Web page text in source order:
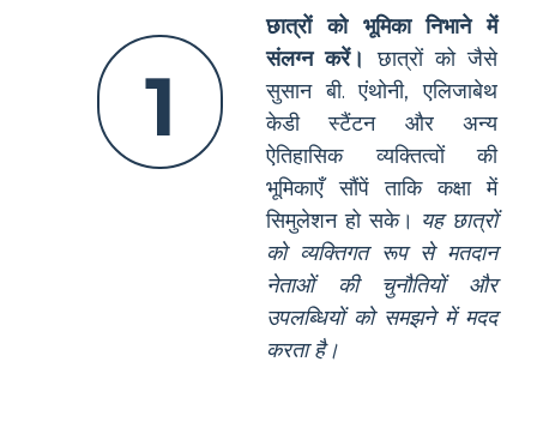
1
छात्रों को भूमिका निभाने में
संलग्न करें। छात्रों को जैसे
सुसान बी. एंथोनी, एलिजाबेथ
केडी स्टैंटन और अन्य
ऐतिहासिक व्यक्तित्वों की
भूमिकाएँ सौंपें ताकि कक्षा में
सिमुलेशन हो सके। यह छात्रों
को व्यक्तिगत रूप से मतदान
नेताओं की चुनौतियों और
उपलब्धियों को समझने में मदद
करता है।